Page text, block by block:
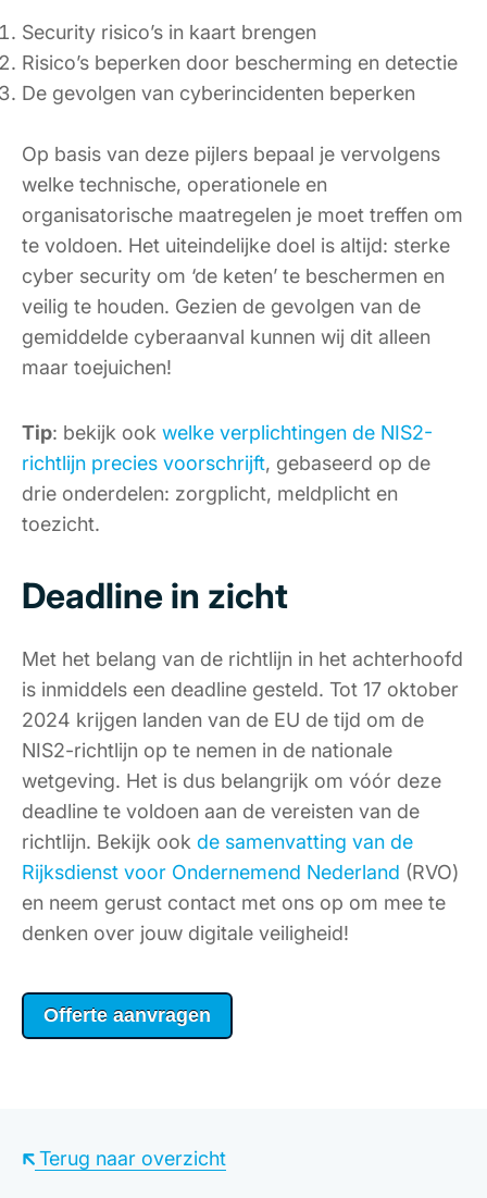
Security risico’s in kaart brengen
Risico’s beperken door bescherming en detectie
De gevolgen van cyberincidenten beperken
Op basis van deze pijlers bepaal je vervolgens
welke technische, operationele en
organisatorische maatregelen je moet treffen om
te voldoen. Het uiteindelijke doel is altijd: sterke
cyber security om ‘de keten’ te beschermen en
veilig te houden. Gezien de gevolgen van de
gemiddelde cyberaanval kunnen wij dit alleen
maar toejuichen!
Tip: bekijk ook welke verplichtingen de NIS2-
richtlijn precies voorschrijft, gebaseerd op de
drie onderdelen: zorgplicht, meldplicht en
toezicht.
Deadline in zicht
Met het belang van de richtlijn in het achterhoofd
is inmiddels een deadline gesteld. Tot 17 oktober
2024 krijgen landen van de EU de tijd om de
NIS2-richtlijn op te nemen in de nationale
wetgeving. Het is dus belangrijk om vóór deze
deadline te voldoen aan de vereisten van de
richtlijn. Bekijk ook de samenvatting van de
Rijksdienst voor Ondernemend Nederland (RVO)
en neem gerust contact met ons op om mee te
denken over jouw digitale veiligheid!
Offerte aanvragen
Terug naar overzicht